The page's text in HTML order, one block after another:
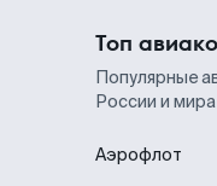
Топ
Популярные
России и мира
Аэрофлот